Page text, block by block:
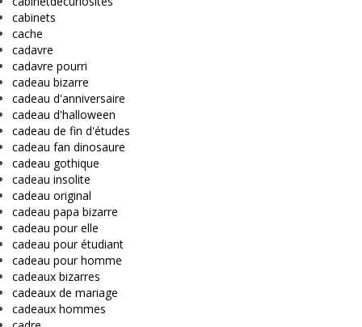
cabinets
cache
cadavre
cadavre pourri
cadeau bizarre
cadeau d'anniversaire
cadeau d'halloween
cadeau de fin d'études
cadeau fan dinosaure
cadeau gothique
cadeau insolite
cadeau original
cadeau papa bizarre
cadeau pour elle
cadeau pour étudiant
cadeau pour homme
cadeaux bizarres
cadeaux de mariage
cadeaux hommes